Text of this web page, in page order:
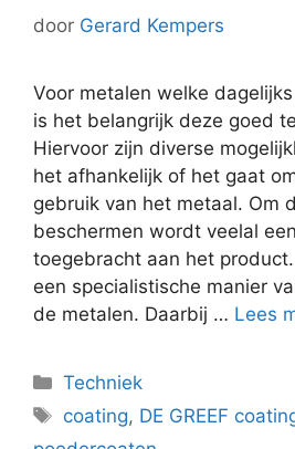
door Gerard Kempers
Voor metalen welke
is het belangrijk deze goed
Hiervoor zijn diverse
het afhankelijk of het gaat
gebruik van het metaal. Om
beschermen wordt veelal
toegebracht aan het
een specialistische manier
de metalen. Daarbij … Lees
Categorieën
Techniek
Tags
coating, DE GREEF